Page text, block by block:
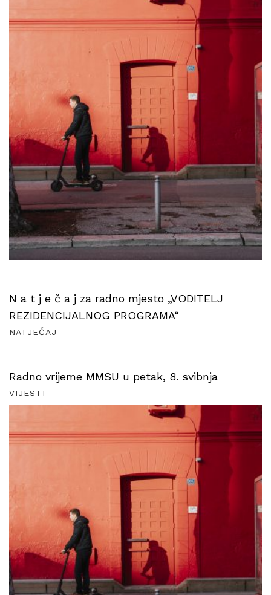
N a t j e č a j za radno mjesto „VODITELJ
REZIDENCIJALNOG PROGRAMA“
NATJEČAJ
Radno vrijeme MMSU u petak, 8. svibnja
VIJESTI